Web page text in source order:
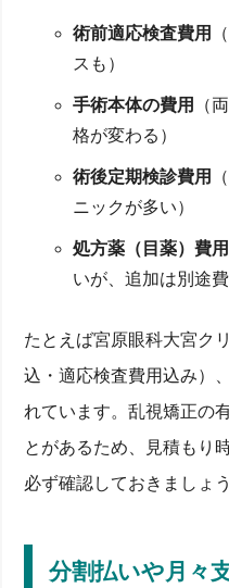
術前適応検査費用
スも）
手術本体の費用
（
格が変わる）
術後定期検診費用
ニックが多い）
処方薬（目薬）費用
いが、追加は別途費
たとえば宮原眼科大宮ク
込・適応検査費用込み）
れています。乱視矯正の
とがあるため、見積もり
必ず確認しておきましょう
分割払いや月々